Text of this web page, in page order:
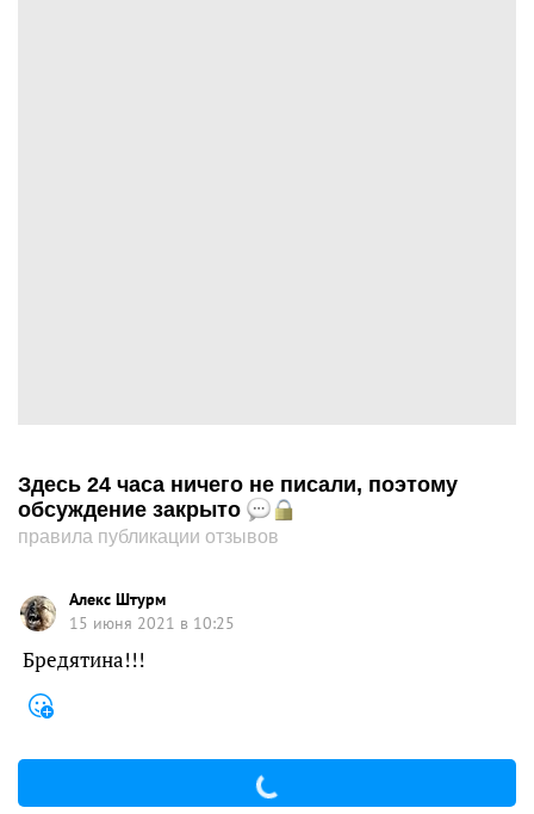
Здесь 24 часа ничего не писали, поэтому
обсуждение закрыто
правила публикации отзывов
Алекс Штурм
15 июня 2021 в 10:25
Бредятина!!!